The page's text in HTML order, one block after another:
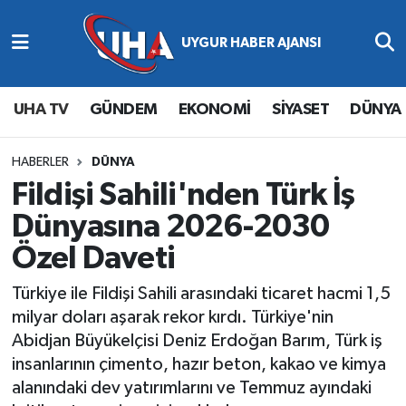
UHA TV GÜNDEM EKONOMİ SİYASET DÜNYA
HABERLER DÜNYA
Fildişi Sahili'nden Türk İş
Dünyasına 2026-2030
Özel Daveti
Türkiye ile Fildişi Sahili arasındaki ticaret hacmi 1,5
milyar doları aşarak rekor kırdı. Türkiye'nin
Abidjan Büyükelçisi Deniz Erdoğan Barım, Türk iş
insanlarının çimento, hazır beton, kakao ve kimya
alanındaki dev yatırımlarını ve Temmuz ayındaki
Abone Ol
Gündem
Ekonomi
Magazin
Siyaset
Spor
Yaşam
Nöbetçi Eczaneler
Hava Durumu
Namaz Vakitleri
Trafik Durumu
Süper Lig Puan Durumu ve Fikstür
Tüm Manşetler
Son Dakika Haberleri
Haber Arşivi